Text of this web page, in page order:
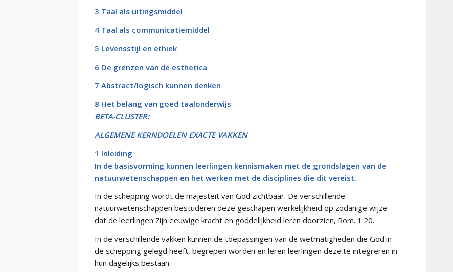
3 Taal als uitingsmiddel
4 Taal als communicatiemiddel
5 Levensstijl en ethiek
6 De grenzen van de esthetica
7 Abstract/logisch kunnen denken
8 Het belang van goed taalonderwijs
BETA-CLUSTER:
ALGEMENE KERNDOELEN EXACTE VAKKEN
1 Inleiding
In de basisvorming kunnen leerlingen kennismaken met de grondslagen van de
natuurwetenschappen en het werken met de disciplines die dit vereist.
In de schepping wordt de majesteit van God zichtbaar. De verschillende
natuurwetenschappen bestuderen deze geschapen werkelijkheid op zodanige wijze
dat de leerlingen Zijn eeuwige kracht en goddelijkheid leren doorzien, Rom. 1:20.
In de verschillende vakken kunnen de toepassingen van de wetmatigheden die God in
de schepping gelegd heeft, begrepen worden en leren leerlingen deze te integreren in
hun dagelijks bestaan.